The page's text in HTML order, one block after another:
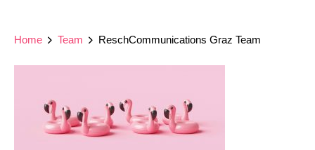
Home Team ReschCommunications Graz Team